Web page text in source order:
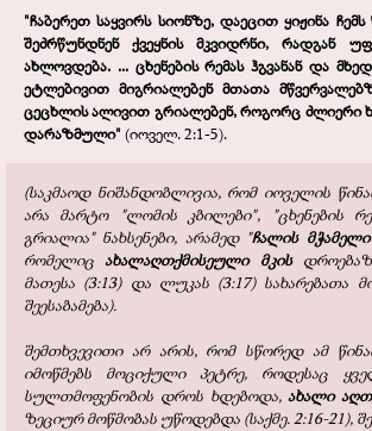
"ჩაბერეთ საყვირს სიონზე, დაეცით ყიჟინა
შეძრწუნდნენ ქვეყნის მკვიდრნი, რადგან
ახლოვდება. ... ცხენების რემას ჰგვანან და
ეტლებივით მიგრიალებენ მთათა
ცეცხლის ალივით გრიალებენ, როგორც ძლიერი
დარაზმული" (იოველ. 2:1-5).
(საკმაოდ ნიშანდობლივია, რომ იოველის
არა მარტო "ლომის კბილები", "ცხენების
გრიალია" ნახსენები, არამედ "ჩალის მჭამელი
რომელიცახალაღთქმისეული მკის
მათესა (3:13) და ლუკას (3:17) სახარებათა
შეესაბამება).
შემთხვევითი არ არის, რომ სწორედ ამ
იმოწმებს მოციქული პეტრე, როდესაც
სულთმოფენობის დროს ხდებოდა,ახალი
ზეციურ მოწმობას უწოდებდა (საქმე. 2:16-21),